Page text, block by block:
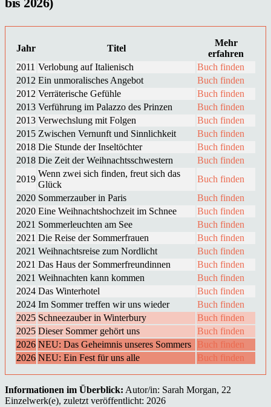
Jahr Titel
Mehr
erfahren
2011 Verlobung auf Italienisch
Buch finden
2012 Ein unmoralisches Angebot
Buch finden
2012 Verräterische Gefühle
Buch finden
2013 Verführung im Palazzo des Prinzen
Buch finden
2013 Verwechslung mit Folgen
Buch finden
2015 Zwischen Vernunft und Sinnlichkeit
Buch finden
2018 Die Stunde der Inseltöchter
Buch finden
2018 Die Zeit der Weihnachtsschwestern
Buch finden
2019
Wenn zwei sich finden, freut sich das
Glück
Buch finden
2020 Sommerzauber in Paris
Buch finden
2020 Eine Weihnachtshochzeit im Schnee
Buch finden
2021 Sommerleuchten am See
Buch finden
2021 Die Reise der Sommerfrauen
Buch finden
2021 Weihnachtsreise zum Nordlicht
Buch finden
2021 Das Haus der Sommerfreundinnen
Buch finden
2021 Weihnachten kann kommen
Buch finden
2024 Das Winterhotel
Buch finden
2024 Im Sommer treffen wir uns wieder
Buch finden
2025 Schneezauber in Winterbury
Buch finden
2025 Dieser Sommer gehört uns
Buch finden
2026 NEU: Das Geheimnis unseres Sommers
Buch finden
2026 NEU: Ein Fest für uns alle Buch finden
Informationen im Überblick: Autor/in: Sarah Morgan, 22
Einzelwerk(e), zuletzt veröffentlicht: 2026